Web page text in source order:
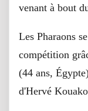
venant à bout
Les Pharaons
compétition
(44 ans,
d'Hervé